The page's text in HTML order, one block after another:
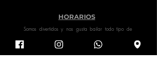
HORARIOS
Somos divertidos y nos gusta bailar todo tipo de
contemporáneo, yoga, oriental…
¡Revisa los horarios!